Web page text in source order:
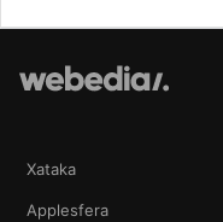
Xataka
Applesfera